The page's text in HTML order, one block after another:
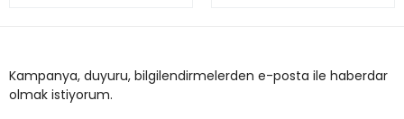
Kampanya, duyuru, bilgilendirmelerden e-posta ile haberdar
olmak istiyorum.